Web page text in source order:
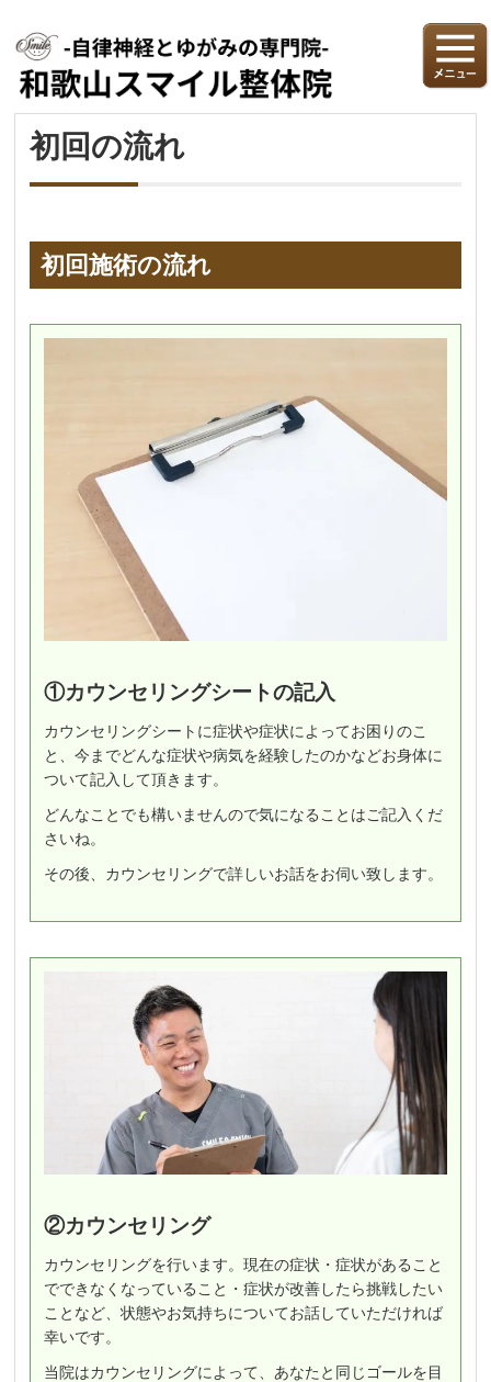
初回の流れ
初回施術の流れ
①カウンセリングシートの記入
カウンセリングシートに症状や症状によってお困りのこ
と、今までどんな症状や病気を経験したのかなどお身体に
ついて記入して頂きます。
どんなことでも構いませんので気になることはご記入くだ
さいね。
その後、カウンセリングで詳しいお話をお伺い致します。
②カウンセリング
カウンセリングを行います。現在の症状・症状があること
でできなくなっていること・症状が改善したら挑戦したい
ことなど、状態やお気持ちについてお話していただければ
幸いです。
当院はカウンセリングによって、あなたと同じゴールを目